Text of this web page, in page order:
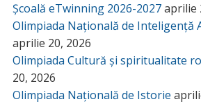
Școală eTwinning 2026-2027aprilie
Olimpiada Națională de Inteligență
aprilie 20, 2026
Olimpiada Cultură și spiritualitate
20, 2026
Olimpiada Națională de Istorie